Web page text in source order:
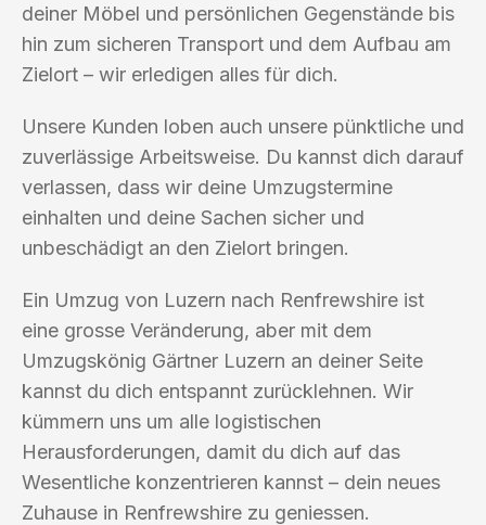
deiner Möbel und persönlichen Gegenstände bis
hin zum sicheren Transport und dem Aufbau am
Zielort – wir erledigen alles für dich.
Unsere Kunden loben auch unsere pünktliche und
zuverlässige Arbeitsweise. Du kannst dich darauf
verlassen, dass wir deine Umzugstermine
einhalten und deine Sachen sicher und
unbeschädigt an den Zielort bringen.
Ein Umzug von Luzern nach Renfrewshire ist
eine grosse Veränderung, aber mit dem
Umzugskönig Gärtner Luzern an deiner Seite
kannst du dich entspannt zurücklehnen. Wir
kümmern uns um alle logistischen
Herausforderungen, damit du dich auf das
Wesentliche konzentrieren kannst – dein neues
Zuhause in Renfrewshire zu geniessen.